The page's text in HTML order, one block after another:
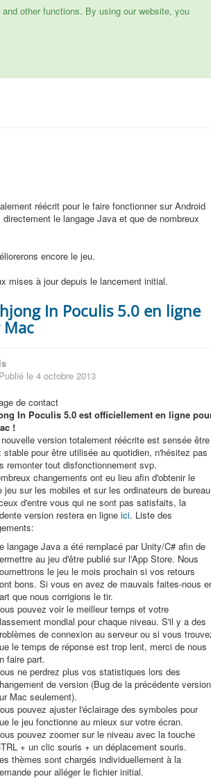
other functions. By using our website, you
réécrit pour le faire fonctionner sur Android
le langage Java et que de nombreux
encore le jeu.
mises à jour depuis le lancement initial.
In Poculis 5.0 en ligne
Mac
Publié le 4 octobre 2013
In Poculis 5.0 est officiellement en ligne
!
version totalement réécrite est sensée être
stable pour être utilisée au quotidien, n'hésitez pas
remonter tout disfonctionnement svp.
changements ont eu lieu afin d'obtenir le
jeu sur les mobiles et sur les ordinateurs de
d'entre vous qui ne sont pas satisfaits, la
version restera en ligneici. Liste des
langage Java a été remplacé par Unity/C# afin de
au jeu d'être publié sur l'App Store. Nous
le jeu le mois prochain si vos retours
bons. Si vous en avez de mauvais faites-nous
que nous corrigions le tir.
pouvez voir le meilleur temps et votre
mondial pour chaque niveau. S'il y a des
de connexion au serveur ou si vous
le temps de réponse est trop lent, merci de nous
faire part.
ne perdrez plus vos statistiques lors des
de version (Bug de la précédente version
Mac seulement).
pouvez ajuster l'éclairage des symboles pour
le jeu fonctionne au mieux sur votre écran.
pouvez zoomer sur le niveau avec la touche
+ un clic souris + un déplacement souris.
thèmes sont chargés individuellement à la
pour alléger le fichier initial.